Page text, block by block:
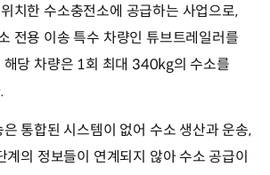
치한 수소충전소에 공급하는 사업으로,
전용 이송 특수 차량인 튜브트레일러를
해당 차량은 1회 최대 340kg의 수소를
통합된 시스템이 없어 수소 생산과 운송,
계의 정보들이 연계되지 않아 수소 공급이